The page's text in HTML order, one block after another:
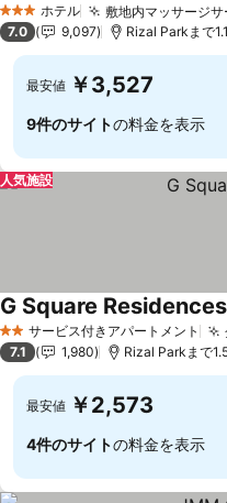
3 ホテルのランク
ホテル 敷地内マッサージサ
7.0 9,097 Rizal Parkまで
最安値 ￥3,527
9件のサイトの料金を表示
人気施設
2 ホテルのランク
サービス付きアパートメント
G Square Residences
7.1 1,980 Rizal Parkまで
最安値 ￥2,573
4件のサイトの料金を表示